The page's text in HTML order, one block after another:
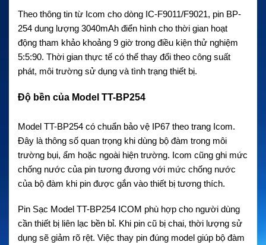
Theo thông tin từ Icom cho dòng IC-F9011/F9021, pin BP-
254 dung lượng 3040mAh điển hình cho thời gian hoạt
động tham khảo khoảng 9 giờ trong điều kiện thử nghiệm
5:5:90. Thời gian thực tế có thể thay đổi theo công suất
phát, môi trường sử dụng và tình trạng thiết bị.
Độ bền của Model TT-BP254
Model TT-BP254 có chuẩn bảo vệ IP67 theo trang Icom.
Đây là thông số quan trọng khi dùng bộ đàm trong môi
trường bụi, ẩm hoặc ngoài hiện trường. Icom cũng ghi mức
chống nước của pin tương đương với mức chống nước
của bộ đàm khi pin được gắn vào thiết bị tương thích.
Pin Sạc Model TT-BP254 ICOM phù hợp cho người dùng
cần thiết bị liên lạc bền bỉ. Khi pin cũ bị chai, thời lượng sử
dụng sẽ giảm rõ rệt. Việc thay pin đúng model giúp bộ đàm